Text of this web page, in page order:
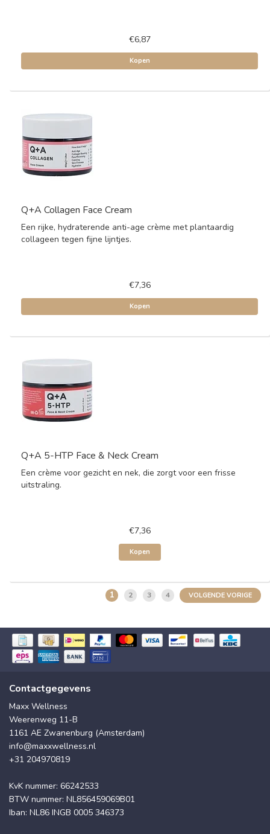
€6,87
Kopen
Q+A Collagen Face Cream
Een rijke, hydraterende anti-age crème met plantaardig
collageen tegen fijne lijntjes.
€7,36
Kopen
Q+A 5-HTP Face & Neck Cream
Een crème voor gezicht en nek, die zorgt voor een frisse
uitstraling.
€7,36
Kopen
1 2 3 4 VOLGENDE VORIGE
Contactgegevens
Maxx Wellness
Weerenweg 11-B
1161 AE Zwanenburg (Amsterdam)
info@maxxwellness.nl
+31 204970819
KvK nummer: 66242533
BTW nummer: NL856459069B01
Iban: NL86 INGB 0005 346373